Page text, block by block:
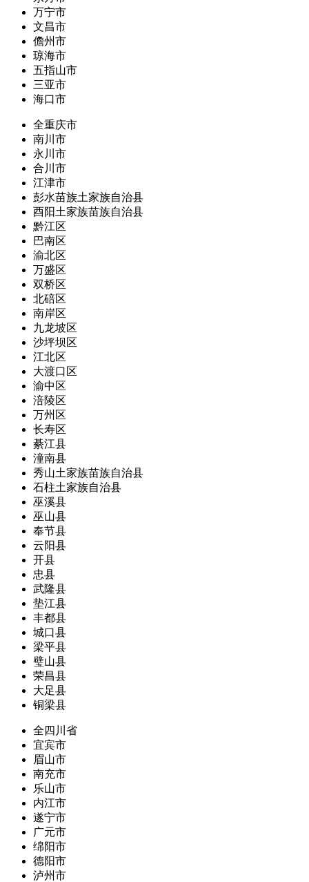
万宁市
文昌市
儋州市
琼海市
五指山市
三亚市
海口市
全重庆市
南川市
永川市
合川市
江津市
彭水苗族土家族自治县
酉阳土家族苗族自治县
黔江区
巴南区
渝北区
万盛区
双桥区
北碚区
南岸区
九龙坡区
沙坪坝区
江北区
大渡口区
渝中区
涪陵区
万州区
长寿区
綦江县
潼南县
秀山土家族苗族自治县
石柱土家族自治县
巫溪县
巫山县
奉节县
云阳县
开县
忠县
武隆县
垫江县
丰都县
城口县
梁平县
璧山县
荣昌县
大足县
铜梁县
全四川省
宜宾市
眉山市
南充市
乐山市
内江市
遂宁市
广元市
绵阳市
德阳市
泸州市